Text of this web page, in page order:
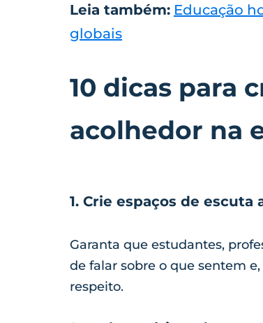
Leia também: Educação
globais
10 dicas para
acolhedor na
1. Crie espaços de escuta
Garanta que estudantes,
de falar sobre o que sentem
respeito.